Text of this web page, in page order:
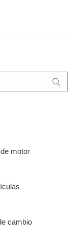
motor
cambio